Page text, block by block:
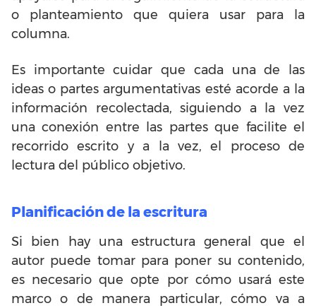
o planteamiento que quiera usar para la
columna.
Es importante cuidar que cada una de las
ideas o partes argumentativas esté acorde a la
información recolectada, siguiendo a la vez
una conexión entre las partes que facilite el
recorrido escrito y a la vez, el proceso de
lectura del público objetivo.
Planificación de la escritura
Si bien hay una estructura general que el
autor puede tomar para poner su contenido,
es necesario que opte por cómo usará este
marco o de manera particular, cómo va a